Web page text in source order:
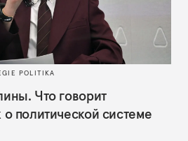
POLITIKA
Что говорит
политической системе